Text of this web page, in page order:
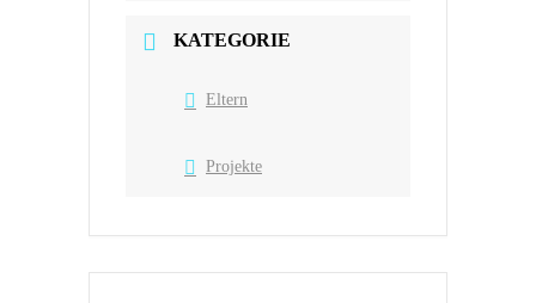
KATEGORIE
Eltern
Projekte